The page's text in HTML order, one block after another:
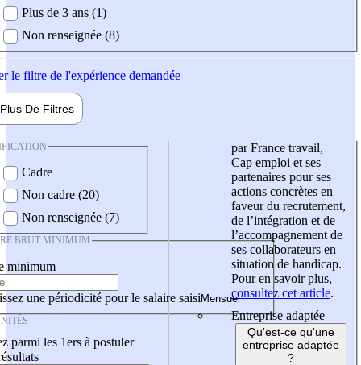
Plus de 3 ans (1)
Non renseignée (8)
le filtre de l'expérience demandée
Plus De Filtres
Cadre
Non cadre (20)
Non renseignée (7)
BRUT MINIMUM
minimum
une périodicité pour le salaire saisi
parmi les 1ers à postuler
par France travail,
Cap emploi et ses
partenaires pour ses
actions concrètes en
faveur du recrutement,
de l’intégration et de
l’accompagnement de
ses collaborateurs en
situation de handicap.
Pour en savoir plus,
consultez cet article.
Entreprise adaptée
Qu'est-ce qu'une
entreprise adaptée
?